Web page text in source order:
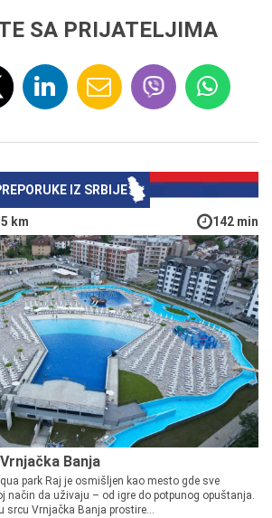
SA PRIJATELJIMA
IZ SRBIJE
km 142 min
Banja
park Raj je osmišljen kao mesto gde sve
način da uživaju – od igre do potpunog opuštanja.
srcu Vrnjačka Banja prostire...